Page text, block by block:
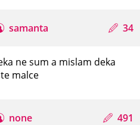
samanta 34
ne sum a mislam deka
malce
none 491